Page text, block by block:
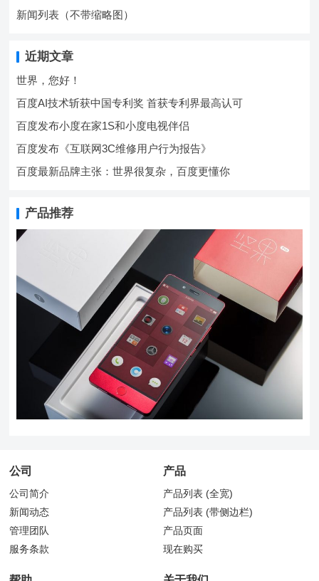
新闻列表（不带缩略图）
近期文章
世界，您好！
百度AI技术斩获中国专利奖 首获专利界最高认可
百度发布小度在家1S和小度电视伴侣
百度发布《互联网3C维修用户行为报告》
百度最新品牌主张：世界很复杂，百度更懂你
产品推荐
公司
公司简介
新闻动态
管理团队
服务条款
产品
产品列表 (全宽)
产品列表 (带侧边栏)
产品页面
现在购买